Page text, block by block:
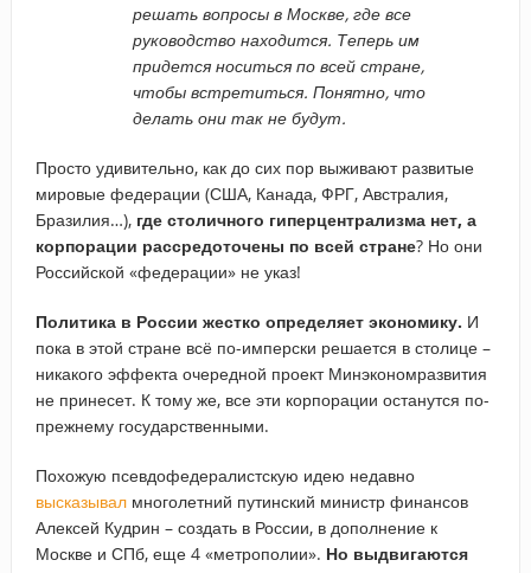
решать вопросы в Москве, где все
руководство находится. Теперь им
придется носиться по всей стране,
чтобы встретиться. Понятно, что
делать они так не будут.
Просто удивительно, как до сих пор выживают развитые
мировые федерации (США, Канада, ФРГ, Австралия,
Бразилия…), где столичного гиперцентрализма нет, а
корпорации рассредоточены по всей стране? Но они
Российской «федерации» не указ!
Политика в России жестко определяет экономику. И
пока в этой стране всё по-имперски решается в столице –
никакого эффекта очередной проект Минэкономразвития
не принесет. К тому же, все эти корпорации останутся по-
прежнему государственными.
Похожую псевдофедералистскую идею недавно
высказывалмноголетний путинский министр финансов
Алексей Кудрин – создать в России, в дополнение к
Москве и СПб, еще 4 «метрополии». Но выдвигаются